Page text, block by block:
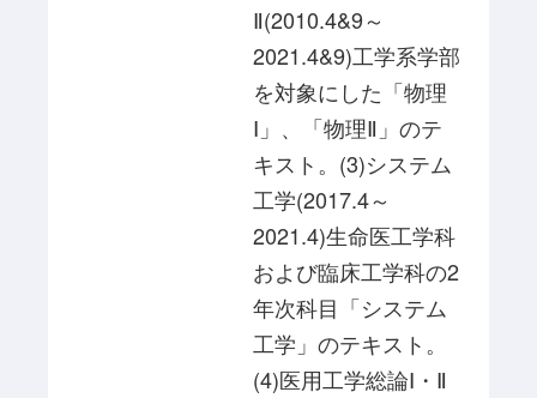
Ⅱ(2010.4&9～
2021.4&9)工学系学部
を対象にした「物理
Ⅰ」、「物理Ⅱ」のテ
キスト。(3)システム
工学(2017.4～
2021.4)生命医工学科
および臨床工学科の2
年次科目「システム
工学」のテキスト。
(4)医用工学総論Ⅰ・Ⅱ